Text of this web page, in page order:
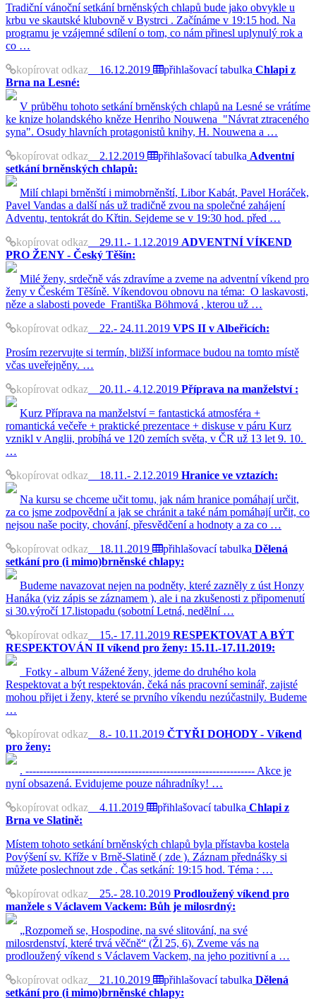
Tradiční vánoční setkání brněnských chlapů bude jako obvykle u
krbu ve skautské klubovně v Bystrci . Začínáme v 19:15 hod. Na
programu je vzájemné sdílení o tom, co nám přinesl uplynulý rok a
co …
kopírovat odkaz 16.12.2019 přihlašovací tabulka Chlapi z
Brna na Lesné:
V průběhu tohoto setkání brněnských chlapů na Lesné se vrátíme
ke knize holandského kněze Henriho Nouwena "Návrat ztraceného
syna". Osudy hlavních protagonistů knihy, H. Nouwena a …
kopírovat odkaz 2.12.2019 přihlašovací tabulka Adventní
setkání brněnských chlapů:
Milí chlapi brněnští i mimobrněnští, Libor Kabát, Pavel Horáček,
Pavel Vandas a další nás už tradičně zvou na společné zahájení
Adventu, tentokrát do Křtin. Sejdeme se v 19:30 hod. před …
kopírovat odkaz 29.11.- 1.12.2019 ADVENTNÍ VÍKEND
PRO ŽENY - Český Těšín:
Milé ženy, srdečně vás zdravíme a zveme na adventní víkend pro
ženy v Českém Těšíně. Víkendovou obnovu na téma: O laskavosti,
něze a slabosti povede Františka Böhmová , kterou už …
kopírovat odkaz 22.- 24.11.2019 VPS II v Albeřicích:
Prosím rezervujte si termín, bližší informace budou na tomto místě
včas uveřejněny. …
kopírovat odkaz 20.11.- 4.12.2019 Příprava na manželství :
Kurz Příprava na manželství = fantastická atmosféra +
romantická večeře + praktické prezentace + diskuse v páru Kurz
vznikl v Anglii, probíhá ve 120 zemích světa, v ČR už 13 let 9. 10.
…
kopírovat odkaz 18.11.- 2.12.2019 Hranice ve vztazích:
Na kursu se chceme učit tomu, jak nám hranice pomáhají určit,
za co jsme zodpovědní a jak se chránit a také nám pomáhají určit, co
nejsou naše pocity, chování, přesvědčení a hodnoty a za co …
kopírovat odkaz 18.11.2019 přihlašovací tabulka Dělená
setkání pro (i mimo)brněnské chlapy:
Budeme navazovat nejen na podněty, které zazněly z úst Honzy
Hanáka (viz zápis se záznamem ), ale i na zkušenosti z připomenutí
si 30.výročí 17.listopadu (sobotní Letná, nedělní …
kopírovat odkaz 15.- 17.11.2019 RESPEKTOVAT A BÝT
RESPEKTOVÁN II víkend pro ženy: 15.11.-17.11.2019:
Fotky - album Vážené ženy, jdeme do druhého kola
Respektovat a být respektován, čeká nás pracovní seminář, zajisté
mohou přijet i ženy, které se prvního víkendu nezúčastnily. Budeme
…
kopírovat odkaz 8.- 10.11.2019 ČTYŘI DOHODY - Víkend
pro ženy:
. ----------------------------------------------------------------- Akce je
nyní obsazená. Evidujeme pouze náhradníky! …
kopírovat odkaz 4.11.2019 přihlašovací tabulka Chlapi z
Brna ve Slatině:
Místem tohoto setkání brněnských chlapů byla přístavba kostela
Povýšení sv. Kříže v Brně-Slatině ( zde ). Záznam přednášky si
můžete poslechnout zde . Čas setkání: 19:15 hod. Téma : …
kopírovat odkaz 25.- 28.10.2019 Prodloužený víkend pro
manžele s Václavem Vackem: Bůh je milosrdný:
„Rozpomeň se, Hospodine, na své slitování, na své
milosrdenství, které trvá věčně“ (Žl 25, 6). Zveme vás na
prodloužený víkend s Václavem Vackem, na jeho pozitivní a …
kopírovat odkaz 21.10.2019 přihlašovací tabulka Dělená
setkání pro (i mimo)brněnské chlapy: